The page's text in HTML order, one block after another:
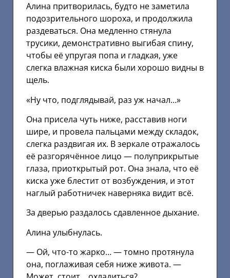
Алина притворилась, будто не заметила
подозрительного шороха, и продолжила
раздеваться. Она медленно стянула
трусики, демонстративно выгибая спину,
чтобы её упругая попа и гладкая, уже
слегка влажная киска были хорошо видны в
щель.
«Ну что, подглядывай, раз уж начал…»
Она присела чуть ниже, расставив ноги
шире, и провела пальцами между складок,
слегка раздвигая их. В зеркале отражалось
её разгорячённое лицо — полуприкрытые
глаза, приоткрытый рот. Она знала, что её
киска уже блестит от возбуждения, и этот
наглый работничек наверняка видит всё.
За дверью раздалось сдавленное дыхание.
Алина улыбнулась.
— Ой, что-то жарко… — томно протянула
она, поглаживая себя ниже живота. —